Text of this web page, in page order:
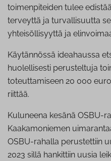
toimenpiteiden tulee
terveyttä ja turvallisuutta
yhteisöllisyyttä ja
Käytännössä ideahaussa
huolellisesti perusteltuja
toteuttamiseen 20 000
riittää.
Kuluneena kesänä OSBU-
Kaakamoniemen
OSBU-rahalla perustettiin
2023 sillä hankittiin uusia